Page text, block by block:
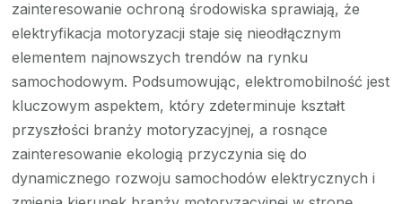
zainteresowanie ochroną środowiska sprawiają, że
elektryfikacja motoryzacji staje się nieodłącznym
elementem najnowszych trendów na rynku
samochodowym. Podsumowując, elektromobilność jest
kluczowym aspektem, który zdeterminuje kształt
przyszłości branży motoryzacyjnej, a rosnące
zainteresowanie ekologią przyczynia się do
dynamicznego rozwoju samochodów elektrycznych i